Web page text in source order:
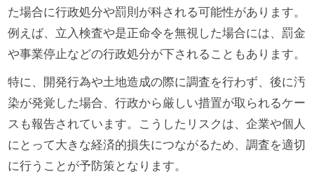
た場合に行政処分や罰則が科される可能性があります。
例えば、立入検査や是正命令を無視した場合には、罰金
や事業停止などの行政処分が下されることもあります。
特に、開発行為や土地造成の際に調査を行わず、後に汚
染が発覚した場合、行政から厳しい措置が取られるケー
スも報告されています。こうしたリスクは、企業や個人
にとって大きな経済的損失につながるため、調査を適切
に行うことが予防策となります。